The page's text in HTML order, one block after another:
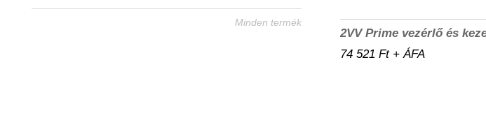
Minden termék
2VV Prime vezérlő és
74 521 Ft + ÁFA